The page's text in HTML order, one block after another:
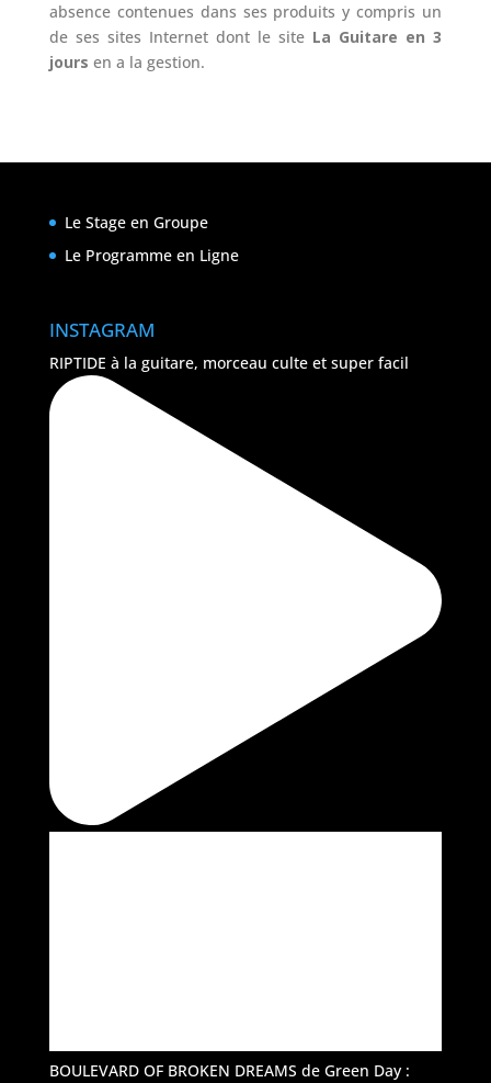
absence contenues dans ses produits y compris un
de ses sites Internet dont le site La Guitare en 3
jours en a la gestion.
Le Stage en Groupe
Le Programme en Ligne
INSTAGRAM
RIPTIDE à la guitare, morceau culte et super facil
BOULEVARD OF BROKEN DREAMS de Green Day :